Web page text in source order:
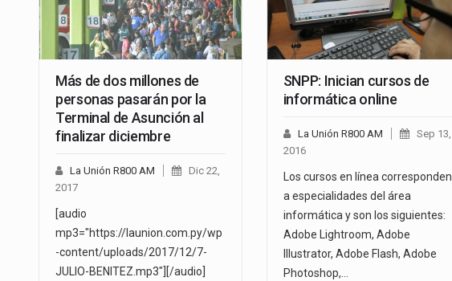
Más de dos millones de
personas pasarán por la
Terminal de Asunción al
finalizar diciembre
La Unión R800 AM
Dic 22,
2017
[audio
mp3="https://launion.com.py/wp
-content/uploads/2017/12/7-
JULIO-BENITEZ.mp3"][/audio]
SNPP: Inician cursos de
informática online
La Unión R800 AM
Sep 13,
2016
Los cursos en línea corresponden
a especialidades del área
informática y son los siguientes:
Adobe Lightroom, Adobe
Illustrator, Adobe Flash, Adobe
Photoshop,…